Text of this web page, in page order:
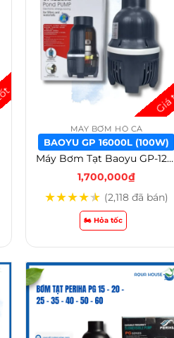
MÁY BƠM HỒ CÁ
BAOYU GP 16000L (100W)
Máy Bơm Tạt Baoyu GP-12000-16000-22000-26000-35000-40000-45000-55000 – Baoyu GP 16000L (100w)
1,700,000₫
★★★★★ (2,118 đã bán)
🏍️ Hỏa tốc